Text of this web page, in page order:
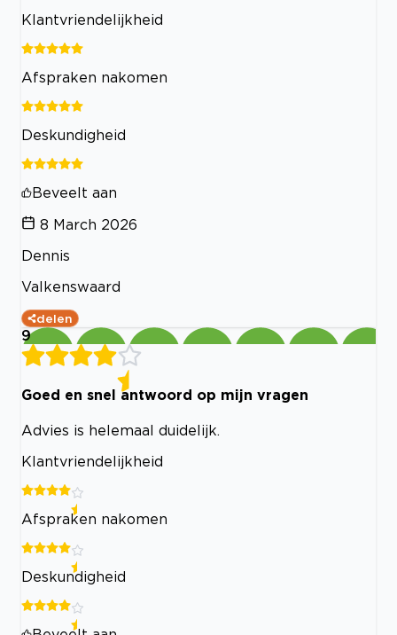
Klantvriendelijkheid
Afspraken nakomen
Deskundigheid
Beveelt aan
8 March 2026
Dennis
Valkenswaard
delen
9
Goed en snel antwoord op mijn vragen
Advies is helemaal duidelijk.
Klantvriendelijkheid
Afspraken nakomen
Deskundigheid